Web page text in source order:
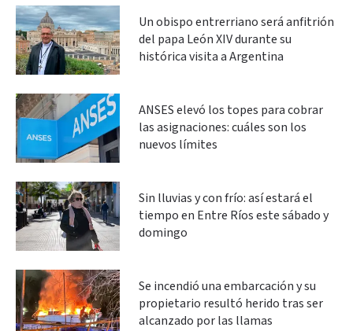
Un obispo entrerriano será anfitrión
del papa León XIV durante su
histórica visita a Argentina
ANSES elevó los topes para cobrar
las asignaciones: cuáles son los
nuevos límites
Sin lluvias y con frío: así estará el
tiempo en Entre Ríos este sábado y
domingo
Se incendió una embarcación y su
propietario resultó herido tras ser
alcanzado por las llamas